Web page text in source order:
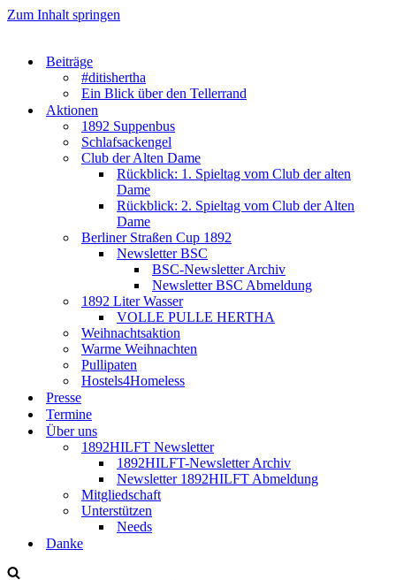
Zum Inhalt springen
Beiträge
#ditishertha
Ein Blick über den Tellerrand
Aktionen
1892 Suppenbus
Schlafsackengel
Club der Alten Dame
Rückblick: 1. Spieltag vom Club der alten
Dame
Rückblick: 2. Spieltag vom Club der Alten
Dame
Berliner Straßen Cup 1892
Newsletter BSC
BSC-Newsletter Archiv
Newsletter BSC Abmeldung
1892 Liter Wasser
VOLLE PULLE HERTHA
Weihnachtsaktion
Warme Weihnachten
Pullipaten
Hostels4Homeless
Presse
Termine
Über uns
1892HILFT Newsletter
1892HILFT-Newsletter Archiv
Newsletter 1892HILFT Abmeldung
Mitgliedschaft
Unterstützen
Needs
Danke